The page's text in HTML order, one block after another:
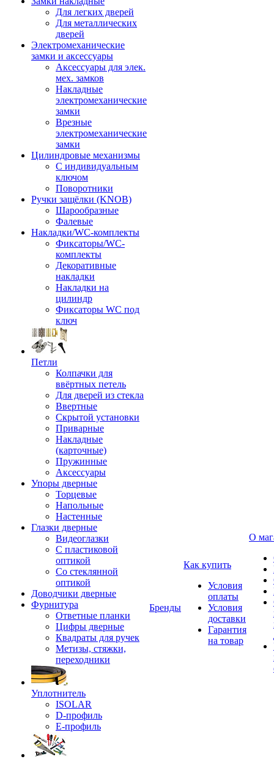
Для легких дверей
Для металлических
дверей
Электромеханические
замки и аксессуары
Аксессуары для элек.
мех. замков
Накладные
электромеханические
замки
Врезные
электромеханические
замки
Цилиндровые механизмы
С индивидуальным
ключом
Поворотники
Ручки защёлки (KNOB)
Шарообразные
Фалевые
Накладки/WC-комплекты
Фиксаторы/WC-
комплекты
Декоративные
накладки
Накладки на
цилиндр
Фиксаторы WC под
ключ
Петли
Колпачки для
ввёртных петель
Для дверей из стекла
Ввертные
Скрытой установки
Приварные
Накладные
(карточные)
Пружинные
Аксессуары
Упоры дверные
Торцевые
Напольные
Настенные
Глазки дверные
Видеоглазки
С пластиковой
оптикой
Со стеклянной
оптикой
Доводчики дверные
Фурнитура
Ответные планки
Цифры дверные
Квадраты для ручек
Метизы, стяжки,
переходники
Уплотнитель
ISOLAR
D-профиль
Е-профиль
Бренды
Как купить
Условия
оплаты
Условия
доставки
Гарантия
на товар
О